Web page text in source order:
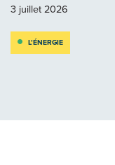
3 juillet 2026
L’ÉNERGIE